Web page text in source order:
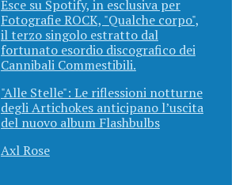
Esce su Spotify, in esclusiva per
Fotografie ROCK, "Qualche corpo",
il terzo singolo estratto dal
fortunato esordio discografico dei
Cannibali Commestibili.
"Alle Stelle": Le riflessioni notturne
degli Artichokes anticipano l’uscita
del nuovo album Flashbulbs
Axl Rose